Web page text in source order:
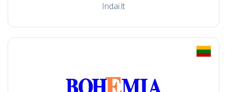
Indai.lt